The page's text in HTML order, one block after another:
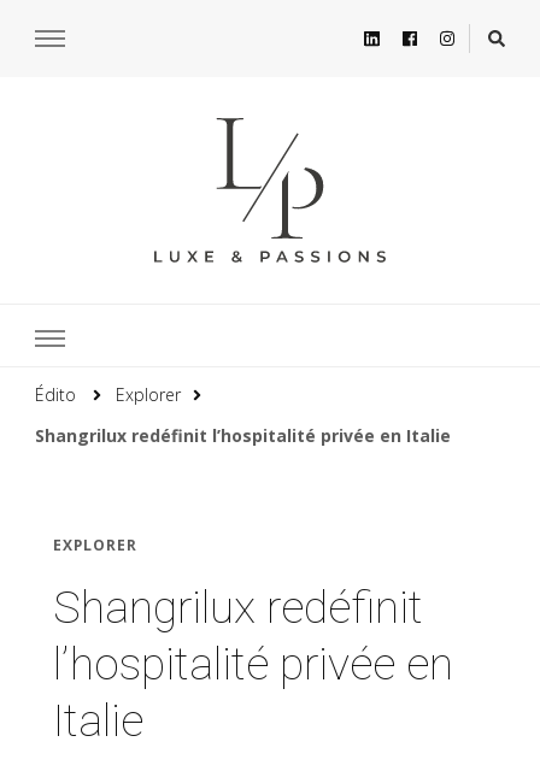
Édito
Explorer
Shangrilux redéfinit l’hospitalité privée en Italie
EXPLORER
Shangrilux redéfinit
l’hospitalité privée en
Italie